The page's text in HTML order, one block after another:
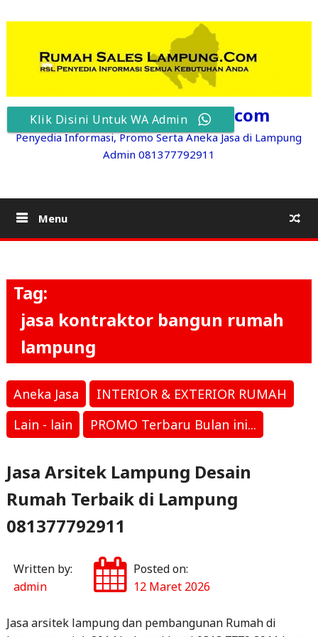
content
RumahSalesLampung.com
Penyedia Informasi, Promo Serta Aneka Jasa di Lampung
Admin 081377792911
Menu
Tag:
jasa kontraktor bangun rumah
lampung
Aneka Jasa
INTERIOR & EXTERIOR RUMAH
Lain - lain
PROMO Terbaru Bulan ini...
Jasa Arsitek Lampung Desain
Rumah Terbaik di Lampung
081377792911
Written by:
admin
Posted on:
12 Maret 2026
Jasa arsitek lampung dan pembangunan Rumah di
Klik Disini Untuk WA Admin